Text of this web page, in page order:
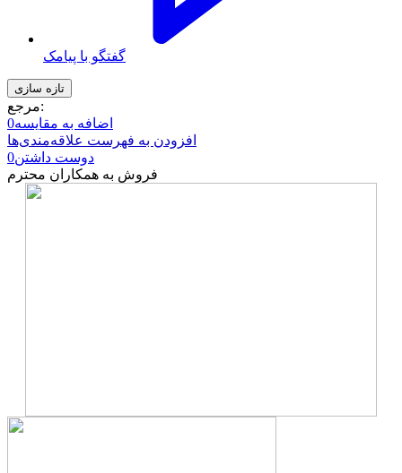
گفتگو با پیامک
مرجع:
اضافه به مقایسه0
افزودن به فهرست علاقه‌مندی‌ها
دوست داشتن0
فروش به همکاران محترم